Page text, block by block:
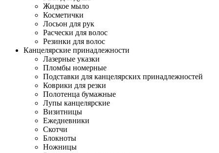
Жидкое мыло
Косметички
Лосьон для рук
Расчески для волос
Резинки для волос
Канцелярские принадлежности
Лазерные указки
Пломбы номерные
Подставки для канцелярских принадлежностей
Коврики для резки
Полотенца бумажные
Лупы канцелярские
Визитницы
Ежедневники
Скотчи
Блокноты
Ножницы